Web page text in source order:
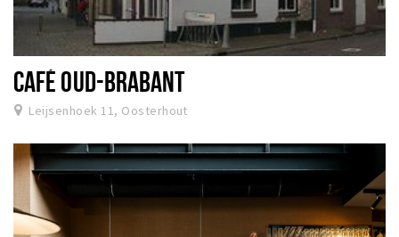
CAFÉ OUD-BRABANT
Leijsenhoek 11, Oosterhout